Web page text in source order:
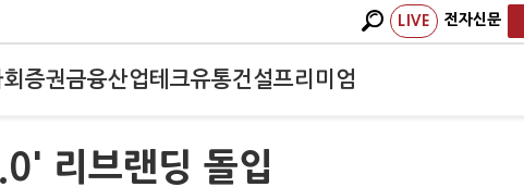
LIVE 전자신문
증권금융산업테크유통건설프리미엄
리브랜딩 돌입